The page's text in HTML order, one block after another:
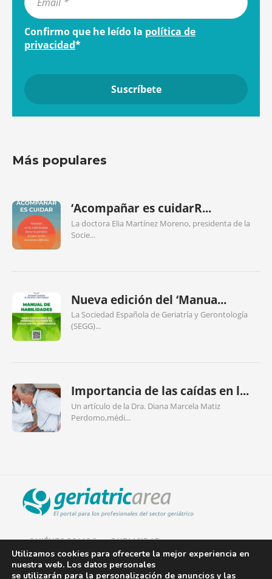
Confirmo que he leído la política de
privacidad*
Más populares
‘Acompañar es cuidarR...
La doctora Elia Martínez Moreno, presidenta de la
Socie...
Nueva edición del ‘Manua...
La Sociedad Española de Geriatría y Gerontología
(SEGG)...
Importancia de las caídas en l...
Un artículo de la Dra. Diana Marcela Matiz
Perdomo,médi...
QUIÉNES SOMOS PUBLICIDAD
AVISO LEGAL
Utilizamos cookies para ofrecerte la mejor experiencia en
nuestra web. Los datos personales
se utilizarán para la personalización de anuncios y las